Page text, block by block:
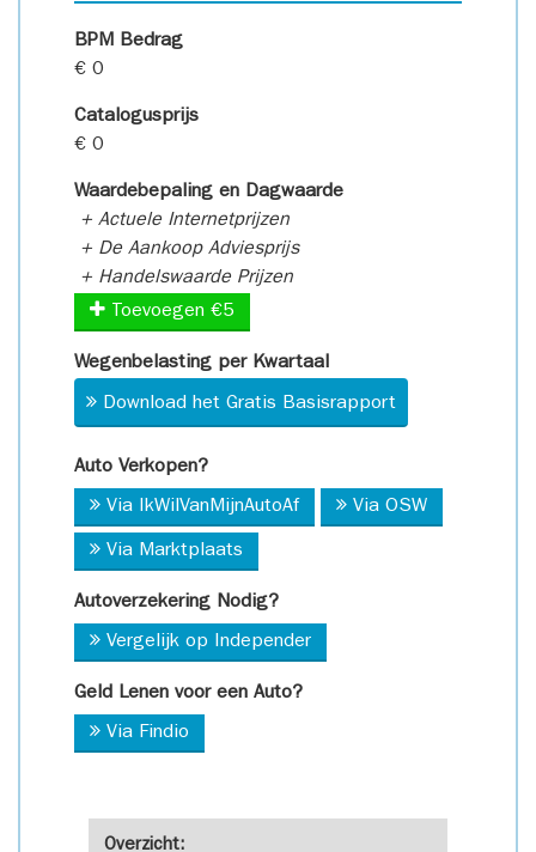
Overzicht:
BPM Bedrag
€ 0
Catalogusprijs
€ 0
Waardebepaling en Dagwaarde
+ Actuele Internetprijzen
+ De Aankoop Adviesprijs
+ Handelswaarde Prijzen
Toevoegen €5
Wegenbelasting per Kwartaal
Download het Gratis Basisrapport
Auto Verkopen?
Via IkWilVanMijnAutoAf Via OSW
Via Marktplaats
Autoverzekering Nodig?
Vergelijk op Independer
Geld Lenen voor een Auto?
Via Findio